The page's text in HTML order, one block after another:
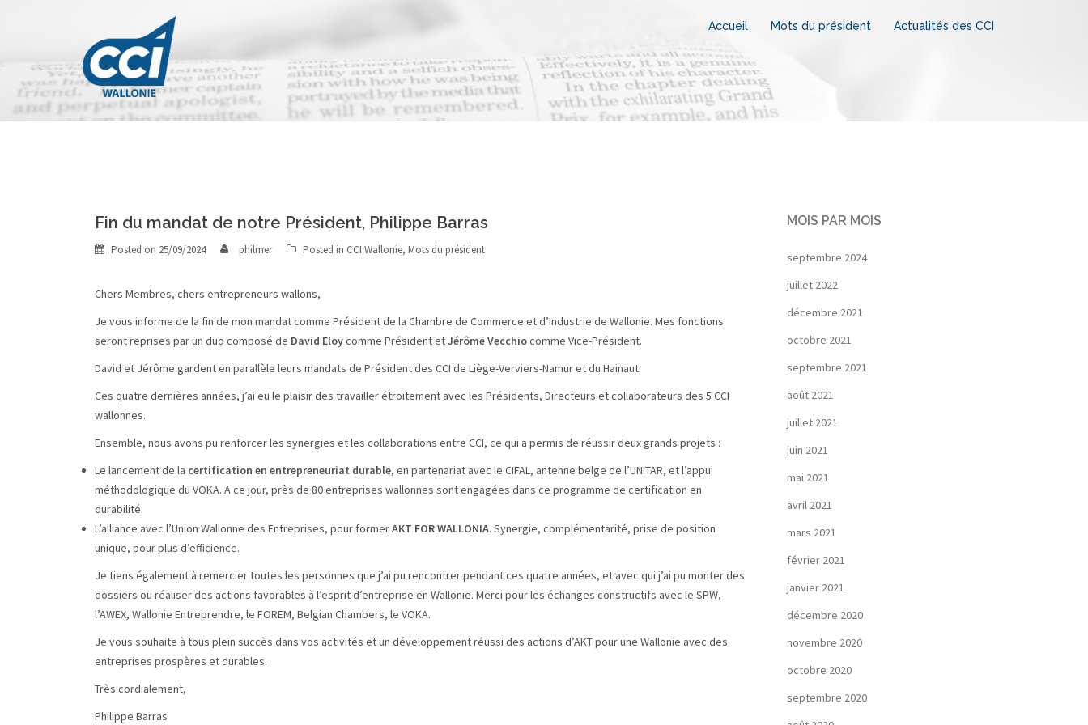
Accueil Mots du président Actualités des CCI
Fin du mandat de notre Président, Philippe Barras
Posted on 25/09/2024 philmer Posted in CCI Wallonie, Mots du président
Chers Membres, chers entrepreneurs wallons,
Je vous informe de la fin de mon mandat comme Président de la Chambre de Commerce et d’Industrie de Wallonie. Mes fonctions
seront reprises par un duo composé de David Eloycomme Président etJérôme Vecchiocomme Vice-Président.
David et Jérôme gardent en parallèle leurs mandats de Président des CCI de Liège-Verviers-Namur et du Hainaut.
Ces quatre dernières années, j’ai eu le plaisir des travailler étroitement avec les Présidents, Directeurs et collaborateurs des 5 CCI
wallonnes.
Ensemble, nous avons pu renforcer les synergies et les collaborations entre CCI, ce qui a permis de réussir deux grands projets :
Le lancement de la certification en entrepreneuriat durable, en partenariat avec le CIFAL, antenne belge de l’UNITAR, et l’appui
méthodologique du VOKA. A ce jour, près de 80 entreprises wallonnes sont engagées dans ce programme de certification en
durabilité.
L’alliance avec l’Union Wallonne des Entreprises, pour formerAKT FOR WALLONIA. Synergie, complémentarité, prise de position
unique, pour plus d’efficience.
Je tiens également à remercier toutes les personnes que j’ai pu rencontrer pendant ces quatre années, et avec qui j’ai pu monter des
dossiers ou réaliser des actions favorables à l’esprit d’entreprise en Wallonie. Merci pour les échanges constructifs avec le SPW,
l’AWEX, Wallonie Entreprendre, le FOREM, Belgian Chambers, le VOKA.
Je vous souhaite à tous plein succès dans vos activités et un développement réussi des actions d’AKT pour une Wallonie avec des
entreprises prospères et durables.
Très cordialement,
Philippe Barras
MOIS PAR MOIS
septembre 2024
juillet 2022
décembre 2021
octobre 2021
septembre 2021
août 2021
juillet 2021
juin 2021
mai 2021
avril 2021
mars 2021
février 2021
janvier 2021
décembre 2020
novembre 2020
octobre 2020
septembre 2020